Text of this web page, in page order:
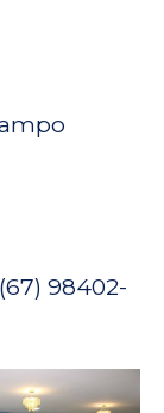
98402-